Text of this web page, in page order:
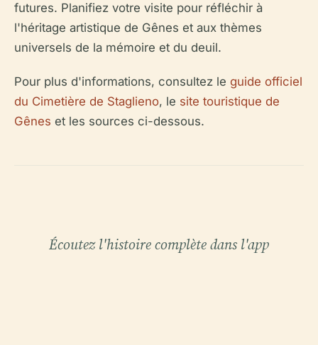
futures. Planifiez votre visite pour réfléchir à
l'héritage artistique de Gênes et aux thèmes
universels de la mémoire et du deuil.
Pour plus d'informations, consultez le guide officiel
du Cimetière de Staglieno, le site touristique de
Gênes et les sources ci-dessous.
Écoutez l'histoire complète dans l'app